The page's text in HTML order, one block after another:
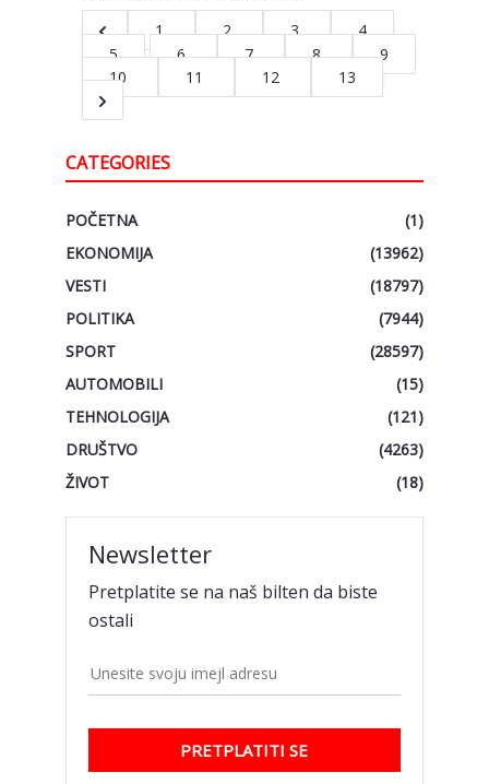
1
2 3
4
5
6 7 8
9
10
11 12 13
CATEGORIES
POČETNA
(1)
EKONOMIJA
(13962)
VESTI
(18797)
POLITIKA
(7944)
SPORT
(28597)
AUTOMOBILI
(15)
TEHNOLOGIJA
(121)
DRUŠTVO
(4263)
ŽIVOT
(18)
Newsletter
Pretplatite se na naš bilten da biste
ostali
PRETPLATITI SE